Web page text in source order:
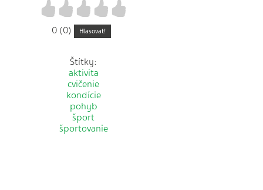
4
3
2
1
0 (0) Hlasovat!
Štítky:
aktivita
cvičenie
kondície
pohyb
šport
športovanie